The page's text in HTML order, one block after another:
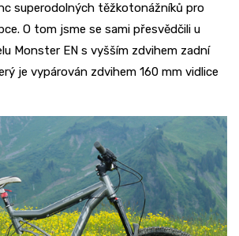
superodolných těžkotonážníků pro
O tom jsme se sami přesvědčili u
Monster EN s vyšším zdvihem zadní
je vypárován zdvihem 160 mm vidlice